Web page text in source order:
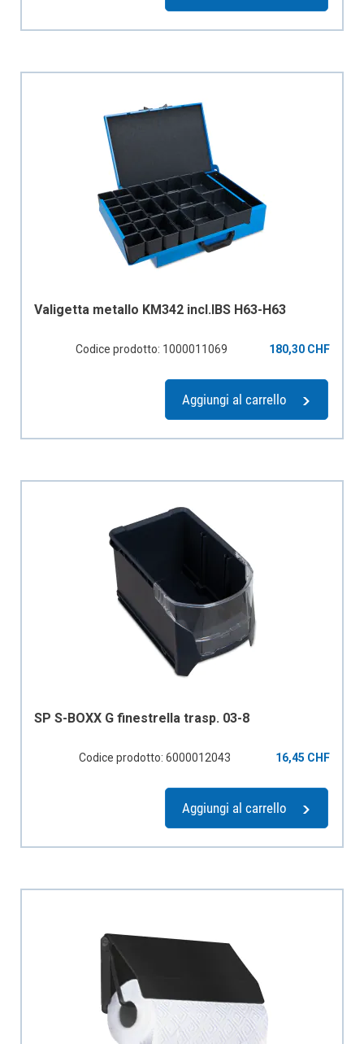
Valigetta metallo KM342 incl.IBS H63-H63
Codice prodotto: 1000011069 180,30 CHF
Aggiungi al carrello
SP S-BOXX G finestrella trasp. 03-8
Codice prodotto: 6000012043 16,45 CHF
Aggiungi al carrello